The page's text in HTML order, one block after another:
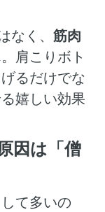
なく、 筋肉
肩こりボト
るだけでな
嬉しい効果
因は「僧
て多いの